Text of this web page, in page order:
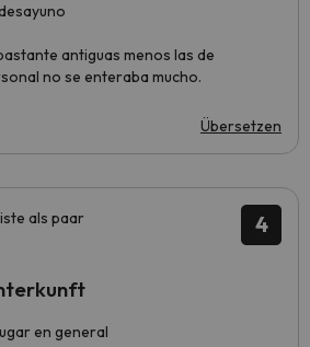
antiguas menos las de
no se enteraba mucho.
Übersetzen
4
als paar
en general